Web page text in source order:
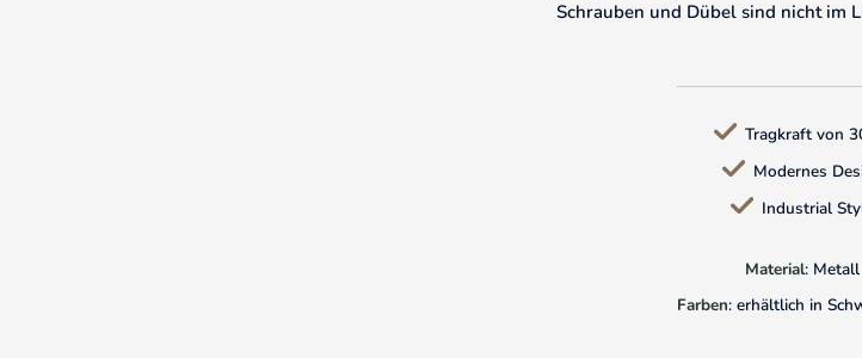
Schrauben und Dübel sind nicht im
Tragkraft von
Modernes
Industrial
Material: Metall
Farben: erhältlich in